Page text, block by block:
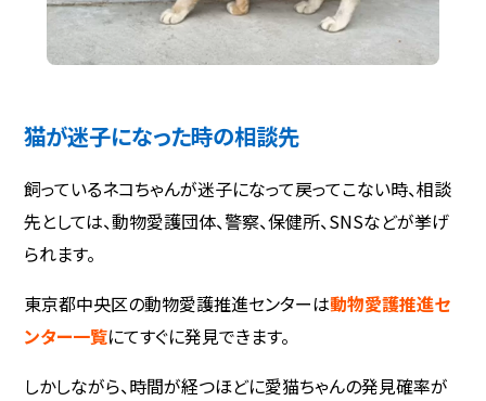
猫が迷子になった時の相談先
飼っているネコちゃんが迷子になって戻ってこない時、相談
先としては、動物愛護団体、警察、保健所、SNSなどが挙げ
られます。
東京都中央区の動物愛護推進センターは動物愛護推進セ
ンター一覧にてすぐに発見できます。
しかしながら、時間が経つほどに愛猫ちゃんの発見確率が